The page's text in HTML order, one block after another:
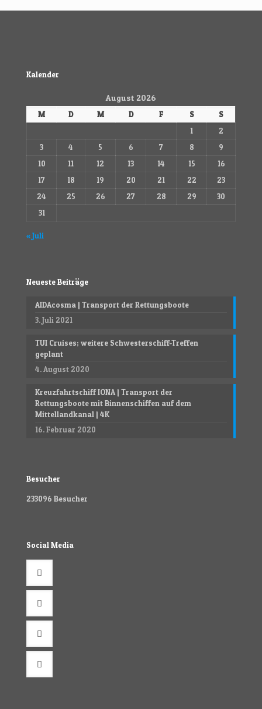
Kalender
August 2026
M D M D F S
S
1
2
3
4 5 6 7 8
9
10
11 12 13 14 15
16
17
18 19 20 21 22
23
24
25 26 27 28 29
30
31
« Juli
Neueste Beiträge
AIDAcosma | Transport der Rettungsboote
3. Juli 2021
TUI Cruises; weitere Schwesterschiff-Treffen
geplant
4. August 2020
Kreuzfahrtschiff IONA | Transport der
Rettungsboote mit Binnenschiffen auf dem
Mittellandkanal | 4K
16. Februar 2020
Besucher
233096 Besucher
Social Media